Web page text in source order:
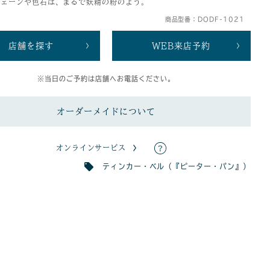
ーンや色石は、まるで妖精の粉のよう。
商品型番：DODF-1021
店舗を探す WEB来店予約
※当日のご予約は店舗へお電話ください。
オーダーメイドについて
オンラインサービス
ティンカー・ベル（『ピーター・パン』）